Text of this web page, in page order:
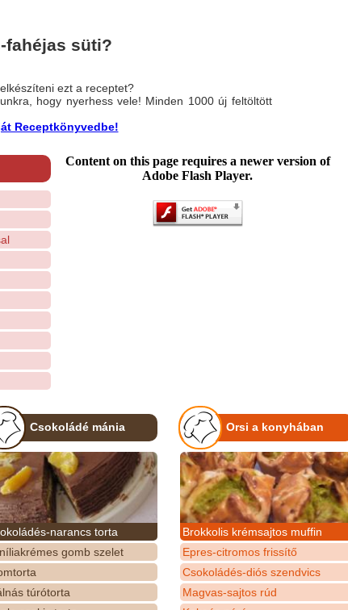
fahéjas süti?
ezt a receptet?
hogy nyerhess vele! Minden 1000 új feltöltött
Receptkönyvedbe!
Content on this page requires a newer version of
Adobe Flash Player.
Csokoládé mánia
narancs torta
gomb szelet
túrótorta
Orsi a konyhában
Brokkolis krémsajtos muffin
Epres-citromos frissítő
Csokoládés-diós szendvics
Magvas-sajtos rúd